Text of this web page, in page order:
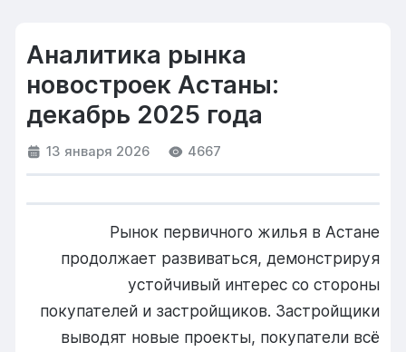
Аналитика рынка
новостроек Астаны:
декабрь 2025 года
13 января 2026 4667
Рынок первичного жилья в Астане
продолжает развиваться, демонстрируя
устойчивый интерес со стороны
покупателей и застройщиков. Застройщики
выводят новые проекты, покупатели всё